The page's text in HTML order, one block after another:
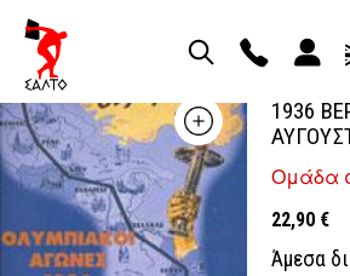
1936
Ομάδα
22,90 €
Άμεσα